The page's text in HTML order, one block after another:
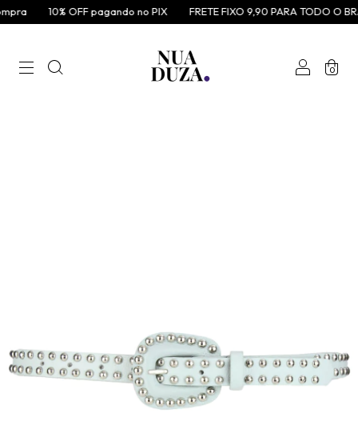
10% OFF pagando no PIX FRETE FIXO 9,90 PARA TODO O
0